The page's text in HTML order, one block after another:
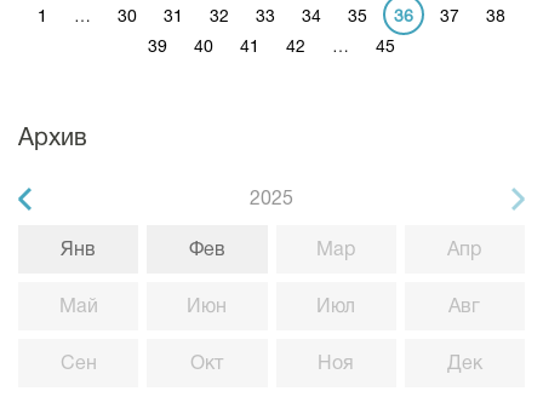
1 … 30 31 32 33 34 35 36 37
38
39
40 41 42 … 45
Архив
2025
Янв
Май
Сен
Фев
Июн
Окт
Мар
Июл
Ноя
Апр
Авг
Дек